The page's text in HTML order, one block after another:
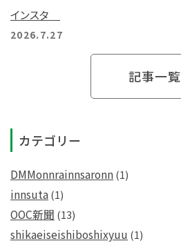
インスタ
2026.7.27
記事一覧
カテゴリー
DMMonnrainnsaronn(1)
innsuta(1)
OOC新聞 (13)
shikaeiseishiboshixyuu (1)